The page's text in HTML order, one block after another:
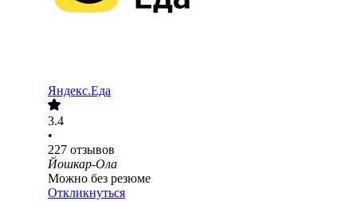
Яндекс.Еда
3.4
•
227 отзывов
Йошкар-Ола
Можно без резюме
Откликнуться